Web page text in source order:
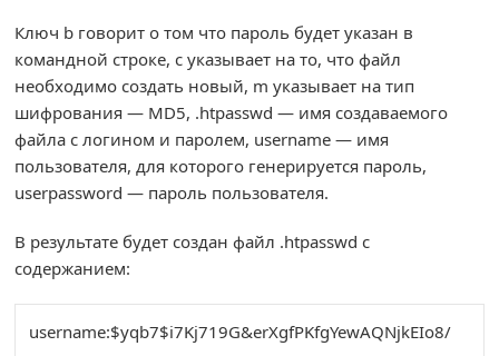
Ключ b говорит о том что пароль будет указан в
командной строке, c указывает на то, что файл
необходимо создать новый, m указывает на тип
шифрования — MD5, .htpasswd — имя создаваемого
файла с логином и паролем, username — имя
пользователя, для которого генерируется пароль,
userpassword — пароль пользователя.
В результате будет создан файл .htpasswd с
содержанием:
username:$yqb7$i7Kj719G&erXgfPKfgYewAQNjkEIo8/